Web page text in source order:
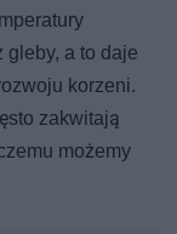
a to daje
korzeni.
zakwitają
możemy